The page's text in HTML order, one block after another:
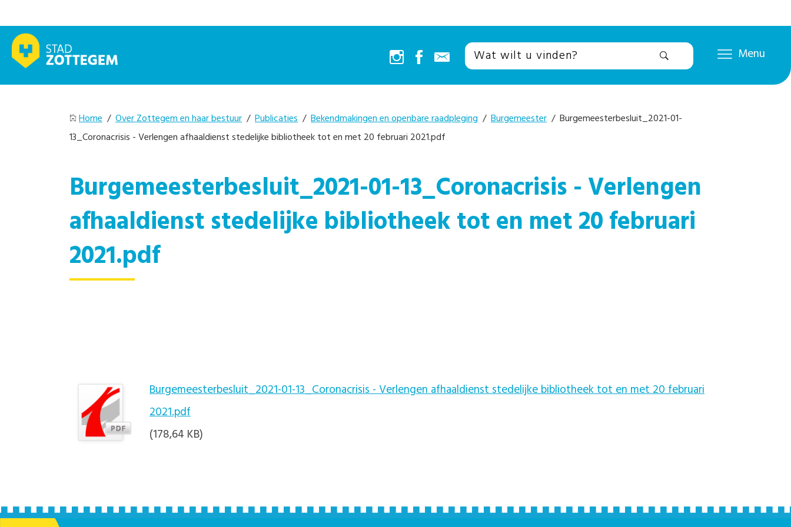
Menu
Home / Over Zottegem en haar bestuur / Publicaties / Bekendmakingen en openbare raadpleging / Burgemeester / Burgemeesterbesluit_2021-01-
13_Coronacrisis - Verlengen afhaaldienst stedelijke bibliotheek tot en met 20 februari 2021.pdf
Burgemeesterbesluit_2021-01-13_Coronacrisis - Verlengen
afhaaldienst stedelijke bibliotheek tot en met 20 februari
2021.pdf
Burgemeesterbesluit_2021-01-13_Coronacrisis - Verlengen afhaaldienst stedelijke bibliotheek tot en met 20 februari
2021.pdf
(178,64 KB)